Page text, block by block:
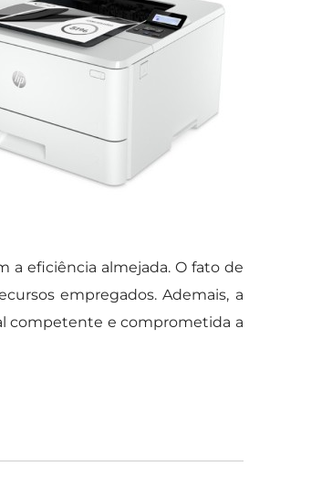
a eficiência almejada. O fato de
empregados. Ademais, a
competente e comprometida a